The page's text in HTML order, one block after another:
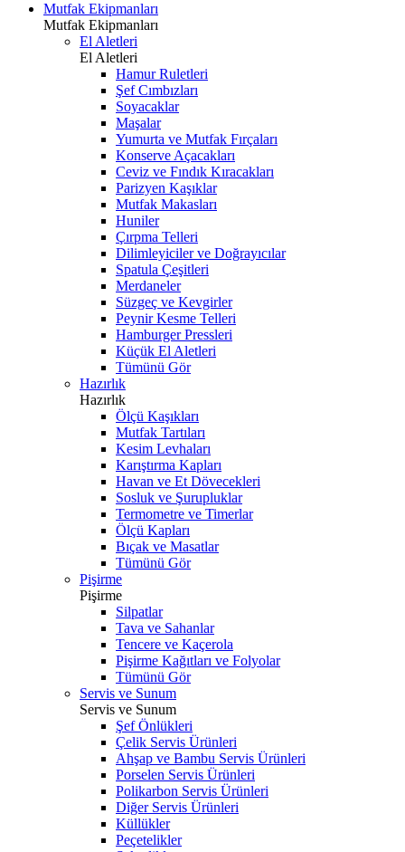
Mutfak Ekipmanları
Mutfak Ekipmanları
El Aletleri
El Aletleri
Hamur Ruletleri
Şef Cımbızları
Soyacaklar
Maşalar
Yumurta ve Mutfak Fırçaları
Konserve Açacakları
Ceviz ve Fındık Kıracakları
Parizyen Kaşıklar
Mutfak Makasları
Huniler
Çırpma Telleri
Dilimleyiciler ve Doğrayıcılar
Spatula Çeşitleri
Merdaneler
Süzgeç ve Kevgirler
Peynir Kesme Telleri
Hamburger Pressleri
Küçük El Aletleri
Tümünü Gör
Hazırlık
Hazırlık
Ölçü Kaşıkları
Mutfak Tartıları
Kesim Levhaları
Karıştırma Kapları
Havan ve Et Dövecekleri
Sosluk ve Şurupluklar
Termometre ve Timerlar
Ölçü Kapları
Bıçak ve Masatlar
Tümünü Gör
Pişirme
Pişirme
Silpatlar
Tava ve Sahanlar
Tencere ve Kaçerola
Pişirme Kağıtları ve Folyolar
Tümünü Gör
Servis ve Sunum
Servis ve Sunum
Şef Önlükleri
Çelik Servis Ürünleri
Ahşap ve Bambu Servis Ürünleri
Porselen Servis Ürünleri
Polikarbon Servis Ürünleri
Diğer Servis Ürünleri
Küllükler
Peçetelikler